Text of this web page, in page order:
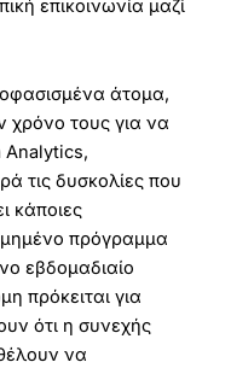
επικοινωνία μαζί
άτομα,
τους για να
Analytics,
τις δυσκολίες που
κάποιες
πρόγραμμα
εβδομαδιαίο
πρόκειται για
ότι η συνεχής
να